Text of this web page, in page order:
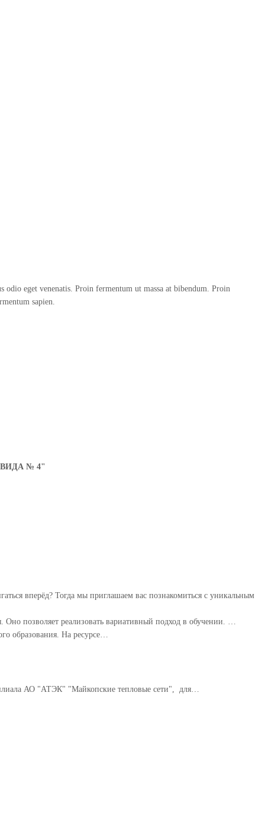
odio eget venenatis. Proin fermentum ut massa at bibendum. Proin
sapien.
№ 4"
вперёд? Тогда мы приглашаем вас познакомиться с уникальным
позволяет реализовать вариативный подход в обучении. ⁣…
образования. На ресурсе…
АО "АТЭК" "Майкопские тепловые сети", для…